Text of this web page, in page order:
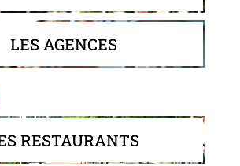
LES AGENCES
RESTAURANTS